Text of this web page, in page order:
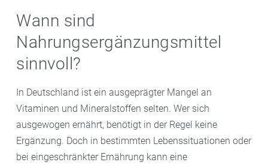
Wann sind
Nahrungsergänzungsmittel
sinnvoll?
In Deutschland ist ein ausgeprägter Mangel an
Vitaminen und Mineralstoffen selten. Wer sich
ausgewogen ernährt, benötigt in der Regel keine
Ergänzung. Doch in bestimmten Lebenssituationen oder
bei eingeschränkter Ernährung kann eine